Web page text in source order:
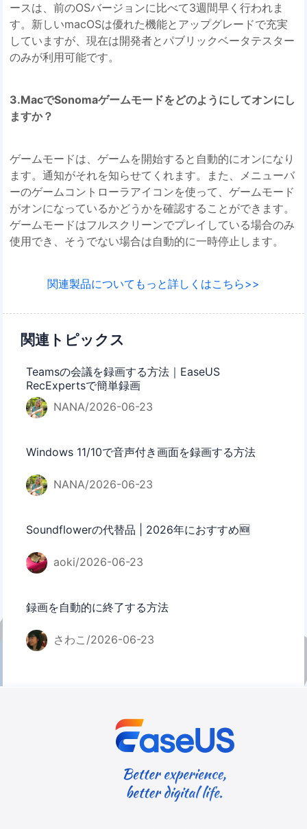
ースは、前のOSバージョンに比べて3週間早く行われま
す。新しいmacOSは優れた機能とアップグレードで充実
していますが、現在は開発者とパブリックベータテスター
のみが利用可能です。
3.MacでSonomaゲームモードをどのようにしてオンにし
ますか？
ゲームモードは、ゲームを開始すると自動的にオンになり
ます。通知がそれを知らせてくれます。また、メニューバ
ーのゲームコントローラアイコンを使って、ゲームモード
がオンになっているかどうかを確認することができます。
ゲームモードはフルスクリーンでプレイしている場合のみ
使用でき、そうでない場合は自動的に一時停止します。
関連製品についてもっと詳しくはこちら>>
関連トピックス
Teamsの会議を録画する方法｜EaseUS
RecExpertsで簡単録画
NANA/2026-06-23
Windows 11/10で音声付き画面を録画する方法
NANA/2026-06-23
Soundflowerの代替品 | 2026年におすすめ🆕
aoki/2026-06-23
録画を自動的に終了する方法
さわこ/2026-06-23